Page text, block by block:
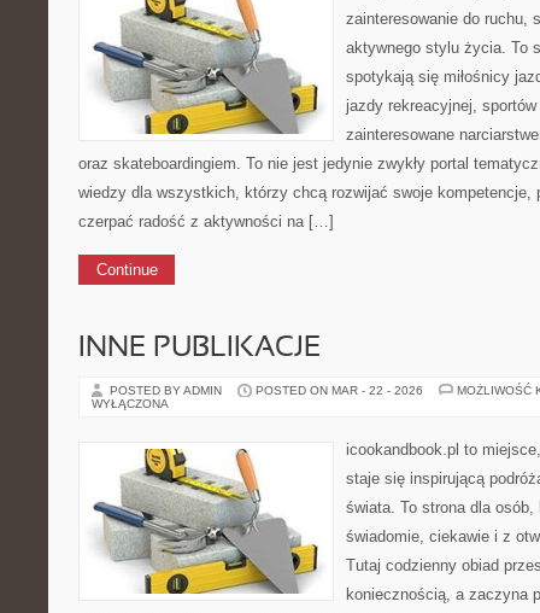
zainteresowanie do ruchu,
aktywnego stylu życia. To
spotykają się miłośnicy
jazdy rekreacyjnej,
zainteresowane
oraz skateboardingiem. To nie jest jedynie zwykły portal
wiedzy dla wszystkich, którzy chcą rozwijać swoje kompetencje,
czerpać radość z aktywności na […]
Continue
INNE PUBLIKACJE
POSTED BY ADMIN POSTED ON MAR - 22 - 2026
MOŻLIWOŚĆ
WYŁĄCZONA
icookandbook.pl to
staje się inspirującą
świata. To strona dla
świadomie, ciekawie i z
Tutaj codzienny obiad
koniecznością, a zaczyna